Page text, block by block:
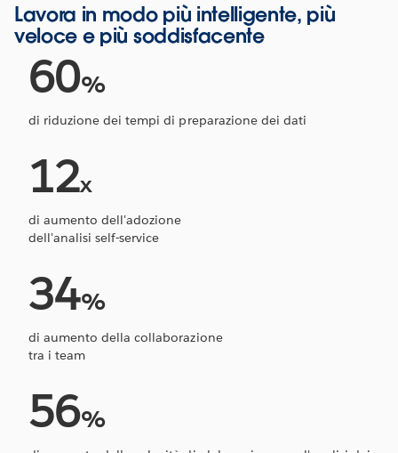
Lavora in modo più intelligente, più
veloce e più soddisfacente
60%
di riduzione dei tempi di preparazione dei dati
12x
di aumento dell'adozione
dell'analisi self-service
34%
di aumento della collaborazione
tra i team
56%